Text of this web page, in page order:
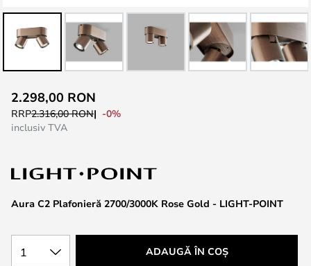
to
the
the
gallery
Aura C2 Plafonieră 2700/3000K Rose Gold - LIGHT-POINT
2.298,00 RON
RRP2.316,00 RON
-0%
inclusiv TVA
1 ADAUGĂ ÎN COȘ